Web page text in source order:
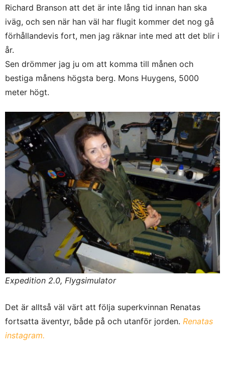
Richard Branson att det är inte lång tid innan han ska
iväg, och sen när han väl har flugit kommer det nog gå
förhållandevis fort, men jag räknar inte med att det blir i
år.
Sen drömmer jag ju om att komma till månen och
bestiga månens högsta berg. Mons Huygens, 5000
meter högt.
Expedition 2.0, Flygsimulator
Det är alltså väl värt att följa superkvinnan Renatas
fortsatta äventyr, både på och utanför jorden. Renatas
instagram.